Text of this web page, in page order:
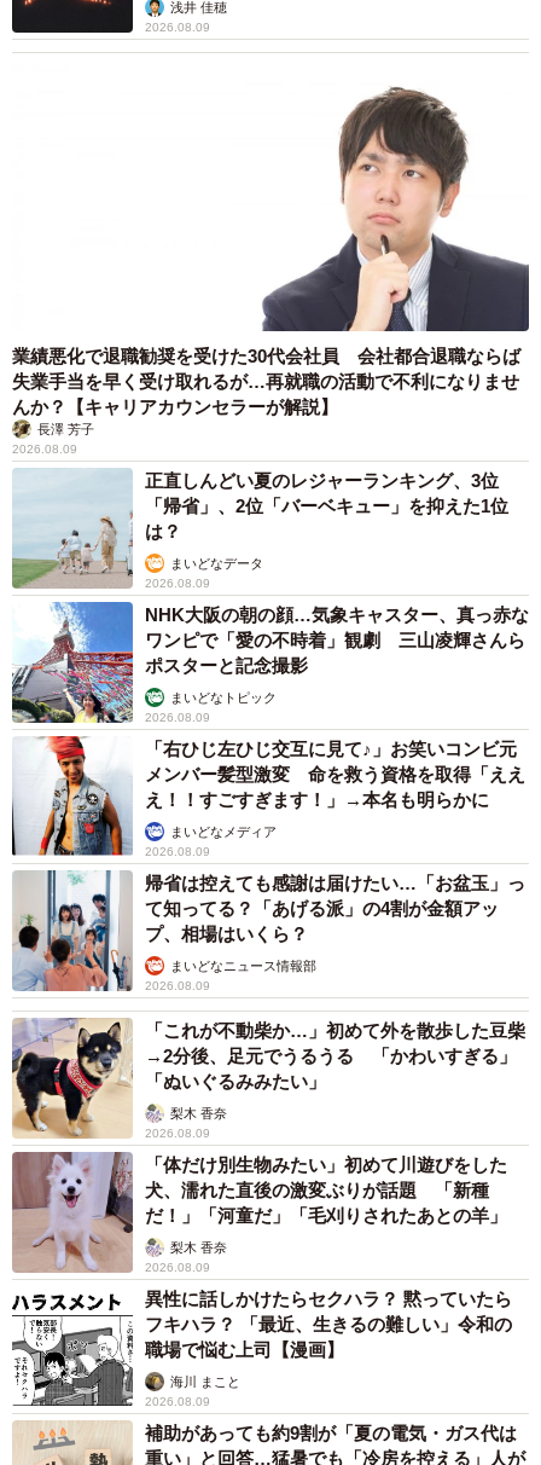
浅井 佳穂
2026.08.09
業績悪化で退職勧奨を受けた30代会社員 会社都合退職ならば
失業手当を早く受け取れるが…再就職の活動で不利になりませ
んか？【キャリアカウンセラーが解説】
長澤 芳子
2026.08.09
正直しんどい夏のレジャーランキング、3位
「帰省」、2位「バーベキュー」を抑えた1位
は？
まいどなデータ
2026.08.09
NHK大阪の朝の顔…気象キャスター、真っ赤な
ワンピで「愛の不時着」観劇 三山凌輝さんら
ポスターと記念撮影
まいどなトピック
2026.08.09
「右ひじ左ひじ交互に見て♪」お笑いコンビ元
メンバー髪型激変 命を救う資格を取得「ええ
え！！すごすぎます！」→本名も明らかに
まいどなメディア
2026.08.09
帰省は控えても感謝は届けたい…「お盆玉」っ
て知ってる？「あげる派」の4割が金額アッ
プ、相場はいくら？
まいどなニュース情報部
2026.08.09
「これが不動柴か…」初めて外を散歩した豆柴
→2分後、足元でうるうる 「かわいすぎる」
「ぬいぐるみみたい」
梨木 香奈
2026.08.09
「体だけ別生物みたい」初めて川遊びをした
犬、濡れた直後の激変ぶりが話題 「新種
だ！」「河童だ」「毛刈りされたあとの羊」
梨木 香奈
2026.08.09
異性に話しかけたらセクハラ？ 黙っていたら
フキハラ？ 「最近、生きるの難しい」令和の
職場で悩む上司【漫画】
海川 まこと
2026.08.09
補助があっても約9割が「夏の電気・ガス代は
重い」と回答…猛暑でも「冷房を控える」人が